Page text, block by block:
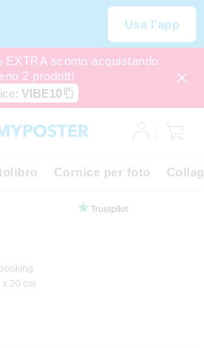
Usa l’app
EXTRA sconto acquistando
2 prodotti
VIBE10
Cornice per foto
20 cm